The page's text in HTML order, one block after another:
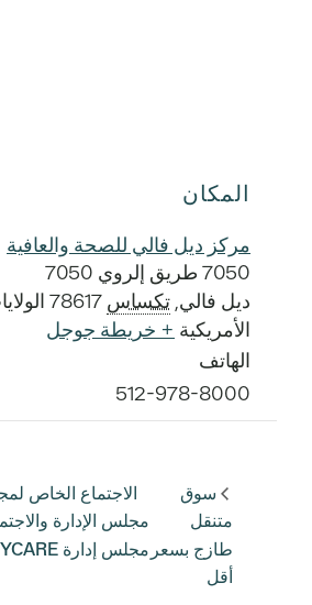
المكان
مركز ديل فالي للصحة والعافية
7050 طريق إلروي 7050
ديل فالي, تكساس 78617
الأمريكية + خريطة جوجل
الهاتف
512-978-8000
سوق
متنقل
طازج بسعر
أقل
الاجتماع الخاص
مجلس الإدارة
مجلس إدارة COMMUNITYCARE